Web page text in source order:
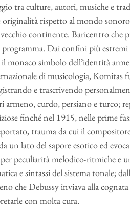
tra culture, autori, musiche e
rispetto al mondo
continente. Baricentro che
Dai confini più
monaco simbolo dell’identità
di musicologia, Komitas
e trascrivendo
curdo, persiano e turco;
finché nel 1915, nelle prime
trauma da cui il
un lato del sapore esotico ed
peculiarità melodico-ritmiche e
e sintassi del sistema tonale;
che Debussy inviava alla
con molta cura.